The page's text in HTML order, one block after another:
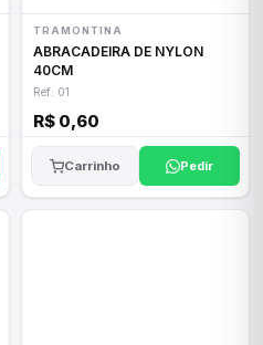
TRAMONTINA
ABRACADEIRA DE NYLON
40CM
Ref: 01
R$ 0,60
Carrinho Pedir